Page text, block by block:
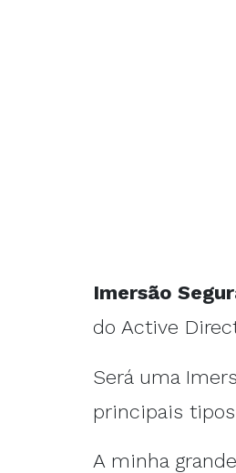
Imersão
do Active
Será uma
principais
A minha